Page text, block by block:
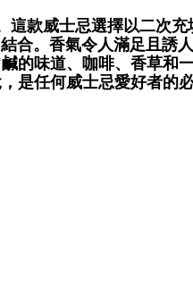
款威士忌選擇以二次充
合。香氣令人滿足且誘
的味道、咖啡、香草和
是任何威士忌愛好者的必